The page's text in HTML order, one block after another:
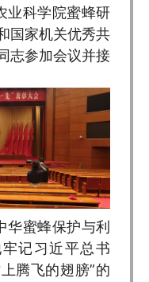
业科学院蜜蜂研
国家机关优秀共
志参加会议并接
华蜜蜂保护与利
记习近平总书
腾飞的翅膀”的